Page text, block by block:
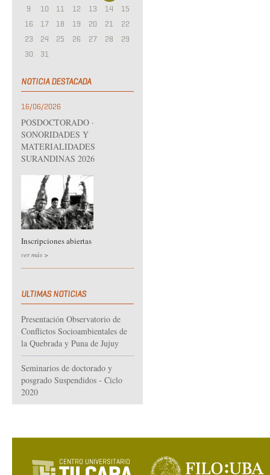
9
10 11 12 13 14
15
16
17 18 19 20 21
22
23
24 25 26 27 28
29
30
31
NOTICIA DESTACADA
16/06/2026
POSDOCTORADO ·
SONORIDADES Y
MATERIALIDADES
SURANDINAS 2026
Inscripciones abiertas
ver más >
ULTIMAS NOTICIAS
Presentación Observatorio de
Conflictos Socioambientales de
la Quebrada y Puna de Jujuy
Seminarios de doctorado y
posgrado Suspendidos - Ciclo
2020